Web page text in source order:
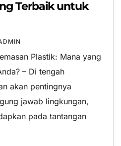
Terbaik untuk
Plastik: Mana yang
– Di tengah
akan pentingnya
jawab lingkungan,
pada tantangan